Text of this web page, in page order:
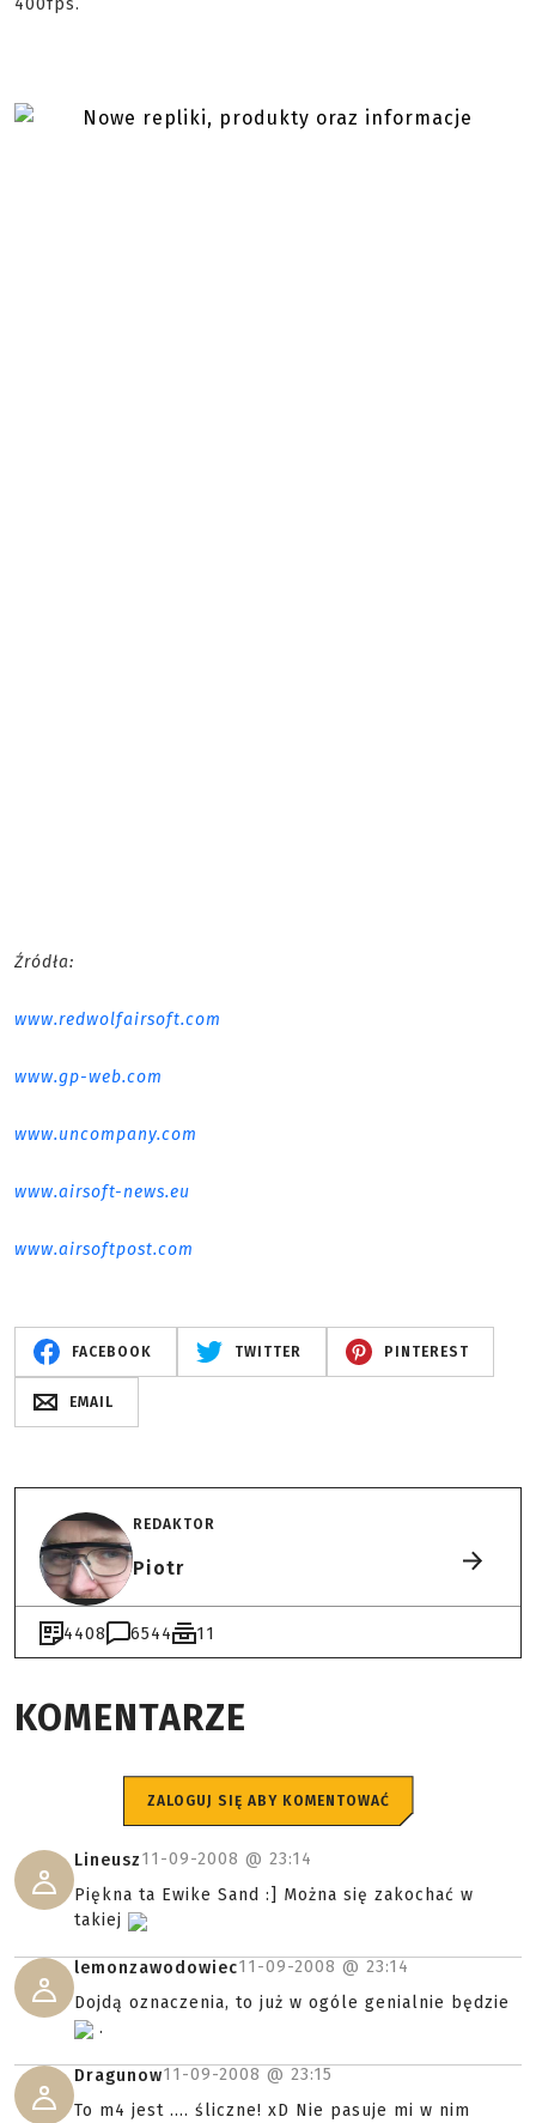
400fps.
Źródła:
www.redwolfairsoft.com
www.gp-web.com
www.uncompany.com
www.airsoft-news.eu
www.airsoftpost.com
FACEBOOK TWITTER PINTEREST
EMAIL
REDAKTOR
Piotr
4408 6544 11
KOMENTARZE
ZALOGUJ SIĘ ABY KOMENTOWAĆ
Lineusz11-09-2008 @ 23:14
Piękna ta Ewike Sand :] Można się zakochać w
takiej
lemonzawodowiec11-09-2008 @ 23:14
Dojdą oznaczenia, to już w ogóle genialnie będzie
.
Dragunow11-09-2008 @ 23:15
To m4 jest .... śliczne! xD Nie pasuje mi w nim